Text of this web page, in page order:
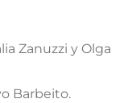
Zanuzzi y Olga
Barbeito.